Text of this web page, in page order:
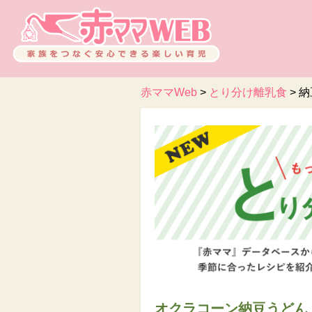
赤ママWeb > とり分け離乳食 > 納
オクラコーン納豆うどん